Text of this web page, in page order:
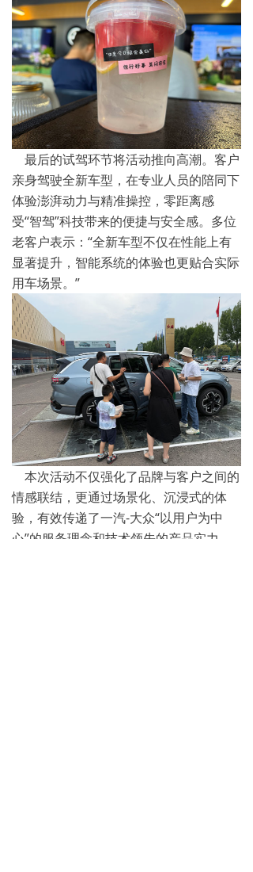
最后的试驾环节将活动推向高潮。客户
亲身驾驶全新车型，在专业人员的陪同下
体验澎湃动力与精准操控，零距离感
受“智驾”科技带来的便捷与安全感。多位
老客户表示：“全新车型不仅在性能上有
显著提升，智能系统的体验也更贴合实际
用车场景。”
本次活动不仅强化了品牌与客户之间的
情感联结，更通过场景化、沉浸式的体
验，有效传递了一汽-大众“以用户为中
心”的服务理念和技术领先的产品实力。